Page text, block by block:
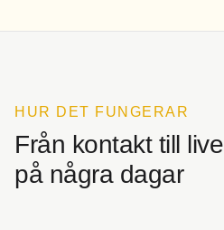
HUR DET FUNGERAR
Från kontakt till live
på några dagar